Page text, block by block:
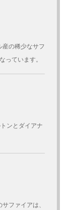
産の稀少なサフ
っています。
ンとダイアナ
ファイアは、